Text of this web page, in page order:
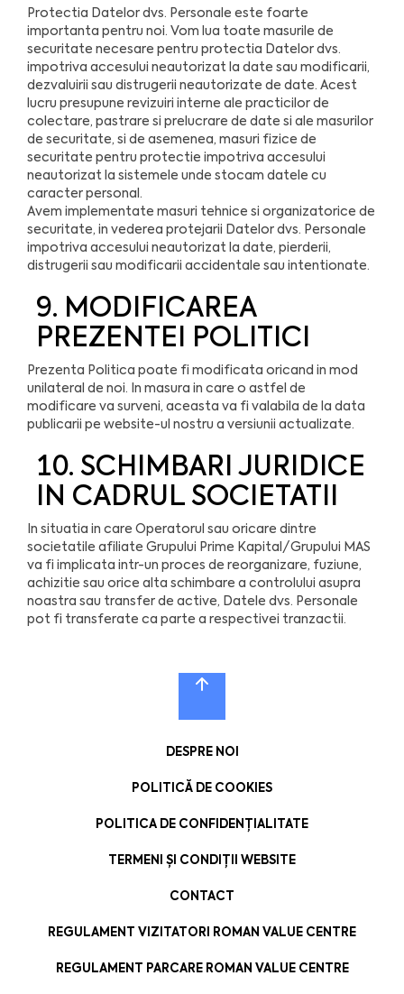
Protectia Datelor dvs. Personale este foarte
importanta pentru noi. Vom lua toate masurile de
securitate necesare pentru protectia Datelor dvs.
impotriva accesului neautorizat la date sau modificarii,
dezvaluirii sau distrugerii neautorizate de date. Acest
lucru presupune revizuiri interne ale practicilor de
colectare, pastrare si prelucrare de date si ale masurilor
de securitate, si de asemenea, masuri fizice de
securitate pentru protectie impotriva accesului
neautorizat la sistemele unde stocam datele cu
caracter personal.
Avem implementate masuri tehnice si organizatorice de
securitate, in vederea protejarii Datelor dvs. Personale
impotriva accesului neautorizat la date, pierderii,
distrugerii sau modificarii accidentale sau intentionate.
9. MODIFICAREA
PREZENTEI POLITICI
Prezenta Politica poate fi modificata oricand in mod
unilateral de noi. In masura in care o astfel de
modificare va surveni, aceasta va fi valabila de la data
publicarii pe website-ul nostru a versiunii actualizate.
10. SCHIMBARI JURIDICE
IN CADRUL SOCIETATII
In situatia in care Operatorul sau oricare dintre
societatile afiliate Grupului Prime Kapital/Grupului MAS
va fi implicata intr-un proces de reorganizare, fuziune,
achizitie sau orice alta schimbare a controlului asupra
noastra sau transfer de active, Datele dvs. Personale
pot fi transferate ca parte a respectivei tranzactii.
DESPRE NOI
POLITICĂ DE COOKIES
POLITICA DE CONFIDENȚIALITATE
TERMENI ȘI CONDIȚII WEBSITE
CONTACT
REGULAMENT VIZITATORI ROMAN VALUE CENTRE
REGULAMENT PARCARE ROMAN VALUE CENTRE